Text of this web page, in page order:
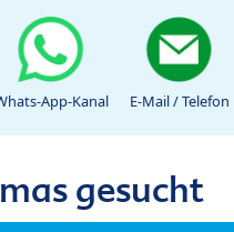
App-Kanal E-Mail / Telefon
gesucht